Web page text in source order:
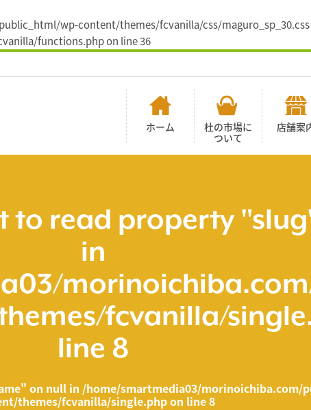
wp-content/themes/fcvanilla/css/maguro_sp_30.css
functions.phpon line36
ホーム
杜の市場に
ついて
店舗案
to read property
in
fcvanilla/
line 8
on null in /home/smartmedia03/morinoichiba.com/
themes/fcvanilla/single.phpon line8